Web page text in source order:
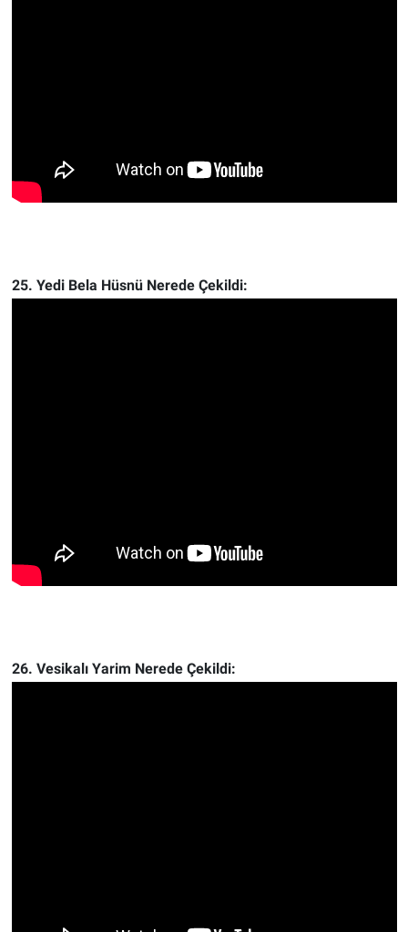
25. Yedi Bela Hüsnü Nerede Çekildi:
26. Vesikalı Yarim Nerede Çekildi: